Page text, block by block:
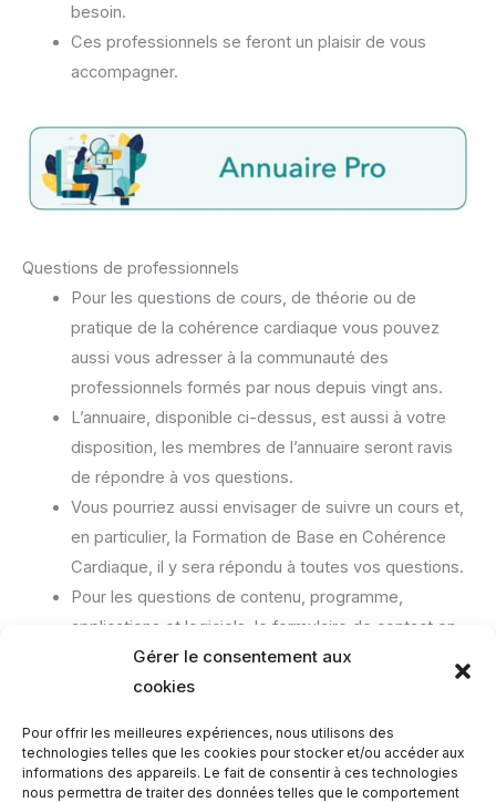
Gérer le consentement aux
cookies
Pour offrir les meilleures expériences, nous utilisons des
technologies telles que les cookies pour stocker et/ou accéder aux
informations des appareils. Le fait de consentir à ces technologies
nous permettra de traiter des données telles que le comportement
besoin.
Ces professionnels se feront un plaisir de vous
accompagner.
Questions de professionnels
Pour les questions de cours, de théorie ou de
pratique de la cohérence cardiaque vous pouvez
aussi vous adresser à la communauté des
professionnels formés par nous depuis vingt ans.
L’annuaire, disponible ci-dessus, est aussi à votre
disposition, les membres de l’annuaire seront ravis
de répondre à vos questions.
Vous pourriez aussi envisager de suivre un cours et,
en particulier, la Formation de Base en Cohérence
Cardiaque, il y sera répondu à toutes vos questions.
Pour les questions de contenu, programme,
applications et logiciels, le formulaire de contact en
haut de page est aussi pour vous.